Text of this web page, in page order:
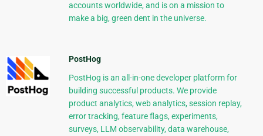
accounts worldwide, and is on a mission to
make a big, green dent in the universe.
PostHog
PostHog is an all-in-one developer platform for
building successful products. We provide
product analytics, web analytics, session replay,
error tracking, feature flags, experiments,
surveys, LLM observability, data warehouse,